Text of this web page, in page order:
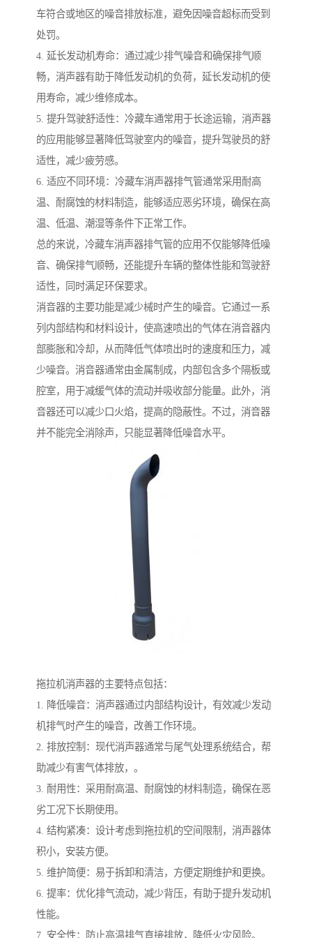
车符合或地区的噪音排放标准，避免因噪音超标而受到
处罚。
4. 延长发动机寿命：通过减少排气噪音和确保排气顺
畅，消声器有助于降低发动机的负荷，延长发动机的使
用寿命，减少维修成本。
5. 提升驾驶舒适性：冷藏车通常用于长途运输，消声器
的应用能够显著降低驾驶室内的噪音，提升驾驶员的舒
适性，减少疲劳感。
6. 适应不同环境：冷藏车消声器排气管通常采用耐高
温、耐腐蚀的材料制造，能够适应恶劣环境，确保在高
温、低温、潮湿等条件下正常工作。
总的来说，冷藏车消声器排气管的应用不仅能够降低噪
音、确保排气顺畅，还能提升车辆的整体性能和驾驶舒
适性，同时满足环保要求。
消音器的主要功能是减少械时产生的噪音。它通过一系
列内部结构和材料设计，使高速喷出的气体在消音器内
部膨胀和冷却，从而降低气体喷出时的速度和压力，减
少噪音。消音器通常由金属制成，内部包含多个隔板或
腔室，用于减缓气体的流动并吸收部分能量。此外，消
音器还可以减少口火焰，提高的隐蔽性。不过，消音器
并不能完全消除声，只能显著降低噪音水平。
拖拉机消声器的主要特点包括：
1. 降低噪音：消声器通过内部结构设计，有效减少发动
机排气时产生的噪音，改善工作环境。
2. 排放控制：现代消声器通常与尾气处理系统结合，帮
助减少有害气体排放，。
3. 耐用性：采用耐高温、耐腐蚀的材料制造，确保在恶
劣工况下长期使用。
4. 结构紧凑：设计考虑到拖拉机的空间限制，消声器体
积小，安装方便。
5. 维护简便：易于拆卸和清洁，方便定期维护和更换。
6. 提率：优化排气流动，减少背压，有助于提升发动机
性能。
7. 安全性：防止高温排气直接排放，降低火灾风险。